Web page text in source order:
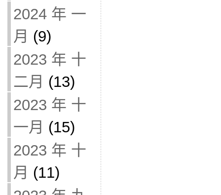
2024 年 一
月 (9)
2023 年 十
二月 (13)
2023 年 十
一月 (15)
2023 年 十
月 (11)